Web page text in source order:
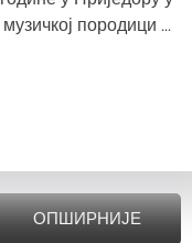
музичкој породици ...
ОПШИРНИЈЕ